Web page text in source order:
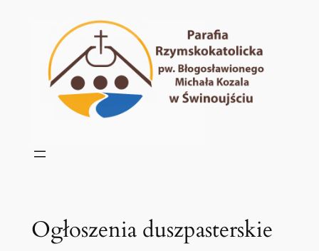
Ogłoszenia duszpasterskie